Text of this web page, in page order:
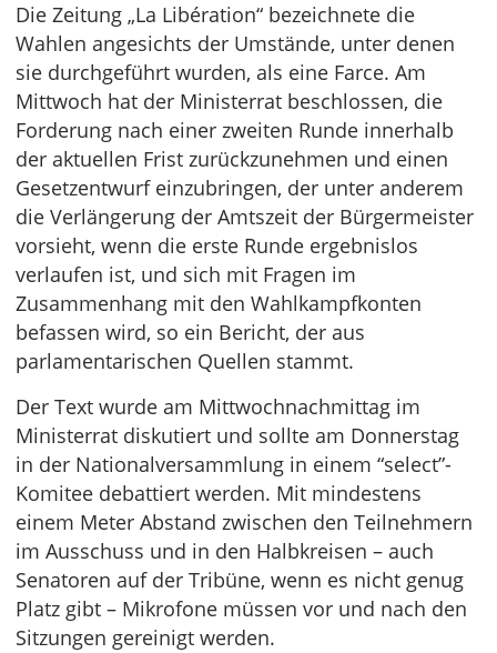
Die Zeitung „La Libération“ bezeichnete die
Wahlen angesichts der Umstände, unter denen
sie durchgeführt wurden, als eine Farce. Am
Mittwoch hat der Ministerrat beschlossen, die
Forderung nach einer zweiten Runde innerhalb
der aktuellen Frist zurückzunehmen und einen
Gesetzentwurf einzubringen, der unter anderem
die Verlängerung der Amtszeit der Bürgermeister
vorsieht, wenn die erste Runde ergebnislos
verlaufen ist, und sich mit Fragen im
Zusammenhang mit den Wahlkampfkonten
befassen wird, so ein Bericht, der aus
parlamentarischen Quellen stammt.
Der Text wurde am Mittwochnachmittag im
Ministerrat diskutiert und sollte am Donnerstag
in der Nationalversammlung in einem “select”-
Komitee debattiert werden. Mit mindestens
einem Meter Abstand zwischen den Teilnehmern
im Ausschuss und in den Halbkreisen – auch
Senatoren auf der Tribüne, wenn es nicht genug
Platz gibt – Mikrofone müssen vor und nach den
Sitzungen gereinigt werden.